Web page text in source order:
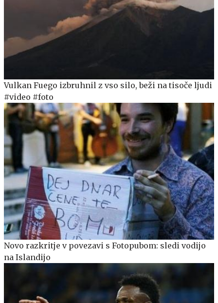
Vulkan Fuego izbruhnil z vso silo, beži na tisoče ljudi
#video #foto
Novo razkritje v povezavi s Fotopubom: sledi vodijo
na Islandijo